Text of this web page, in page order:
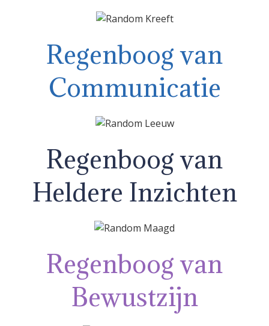
Regenboog van
Communicatie
Regenboog van
Heldere Inzichten
Regenboog van
Bewustzijn